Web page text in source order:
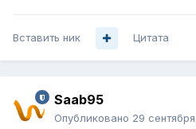
Вставить ник Цитата
Saab95
Опубликовано 29